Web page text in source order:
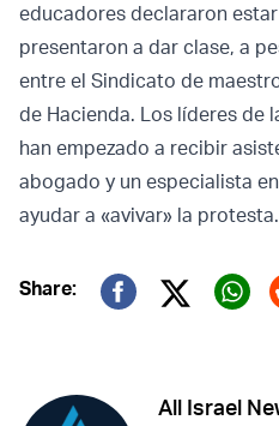
educadores declararon
presentaron a dar clase, a
entre el Sindicato de
de Hacienda. Los líderes de
han empezado a recibir
abogado y un especialista
ayudar a «avivar» la protesta.
Share:
Twitter
All Israel